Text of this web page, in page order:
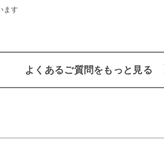
ます
よくあるご質問をもっと見る